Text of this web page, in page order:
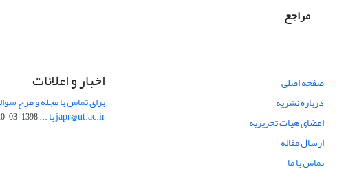
مراجع
صفحه اصلی
درباره نشریه
اعضای هیات تحریریه
ارسال مقاله
تماس با ما
اخبار و اعلانات
برای تماس با مجله و طرح
japr@ut.ac.ir با ... 1398-03-20